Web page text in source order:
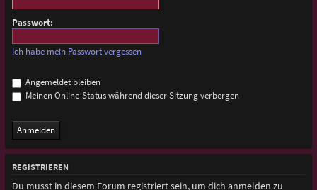
Passwort:
Ich habe mein Passwort vergessen
Angemeldet bleiben
Meinen Online-Status während dieser Sitzung verbergen
REGISTRIEREN
Du musst in diesem Forum registriert sein, um dich anmelden zu